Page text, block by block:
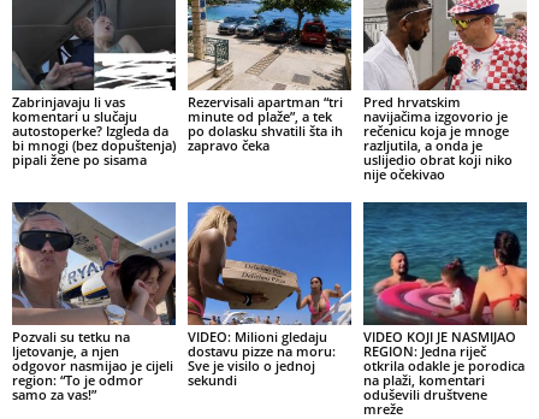
Zabrinjavaju li vas
komentari u slučaju
autostoperke? Izgleda da
bi mnogi (bez dopuštenja)
pipali žene po sisama
Rezervisali apartman “tri
minute od plaže”, a tek
po dolasku shvatili šta ih
zapravo čeka
Pred hrvatskim
navijačima izgovorio je
rečenicu koja je mnoge
razljutila, a onda je
uslijedio obrat koji niko
nije očekivao
Pozvali su tetku na
ljetovanje, a njen
odgovor nasmijao je cijeli
region: “To je odmor
samo za vas!”
VIDEO: Milioni gledaju
dostavu pizze na moru:
Sve je visilo o jednoj
sekundi
VIDEO KOJI JE NASMIJAO
REGION: Jedna riječ
otkrila odakle je porodica
na plaži, komentari
oduševili društvene
mreže